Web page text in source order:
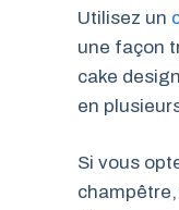
Utilisez un
une façon
cake
en
Si vous